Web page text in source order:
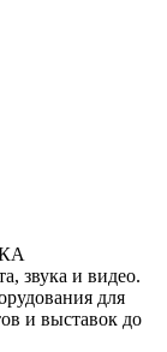
звука и видео.
для
и выставок до